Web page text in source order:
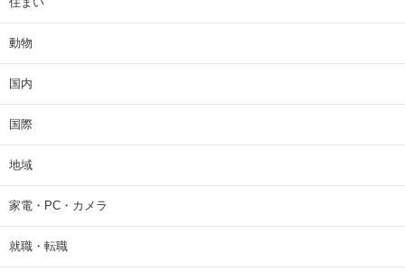
動物
国内
国際
地域
家電・PC・カメラ
就職・転職